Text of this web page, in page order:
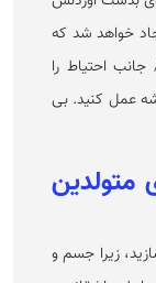
خواهد شد که
احتیاط را
عمل کنید. بی
بهمن ۱۴۰۲ برای متولدین
زیرا جسم و